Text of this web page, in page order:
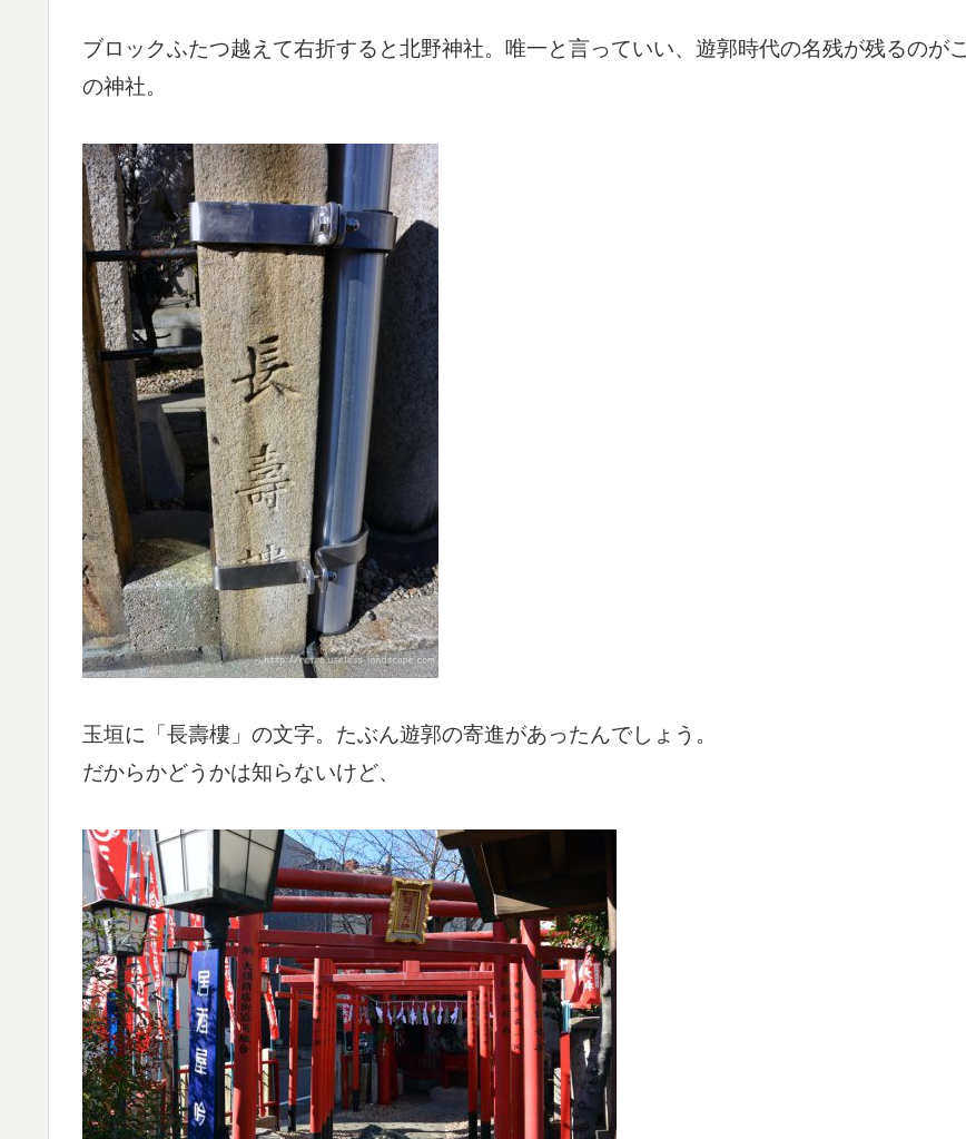
ブロックふたつ越えて右折すると北野神社。唯一と言っていい、遊郭時代の名残が残るのがこ
の神社。
玉垣に「長壽樓」の文字。たぶん遊郭の寄進があったんでしょう。
だからかどうかは知らないけど、